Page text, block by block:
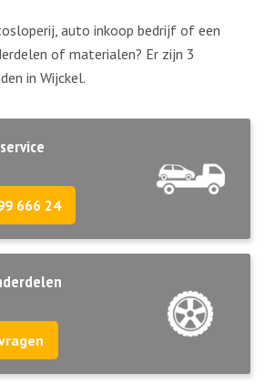
auto inkoop bedrijf of een
of materialen? Er zijn 3
in Wijckel.
666 24